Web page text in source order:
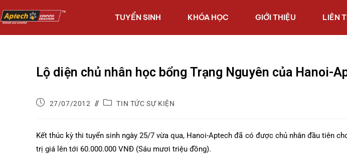
TUYỂN SINH KHÓA HỌC GIỚI THIỆU LIÊN
Lộ diện chủ nhân học bổng Trạng Nguyên của Hanoi-
27/07/2012 TIN TỨC SỰ KIỆN
Kết thúc kỳ thi tuyển sinh ngày 25/7 vừa qua, Hanoi-Aptech đã có được chủ nhân đầu tiên
trị giá lên tới 60.000.000 VNĐ (Sáu mươi triệu đồng).